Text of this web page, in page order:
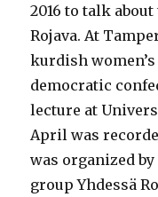
2016 to talk
Rojava. At
kurdish
democratic
lecture at
April was
was organized
group Yhdessä